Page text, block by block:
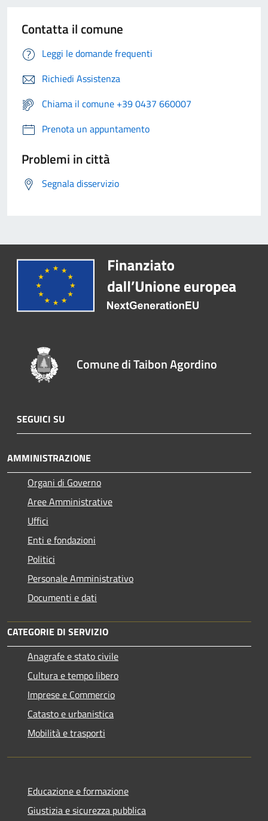
Contatta il comune
Leggi le domande frequenti
Richiedi Assistenza
Chiama il comune +39 0437 660007
Prenota un appuntamento
Problemi in città
Segnala disservizio
Comune di Taibon Agordino
SEGUICI SU
AMMINISTRAZIONE
Organi di Governo
Aree Amministrative
Uffici
Enti e fondazioni
Politici
Personale Amministrativo
Documenti e dati
CATEGORIE DI SERVIZIO
Anagrafe e stato civile
Cultura e tempo libero
Imprese e Commercio
Catasto e urbanistica
Mobilità e trasporti
Educazione e formazione
Giustizia e sicurezza pubblica